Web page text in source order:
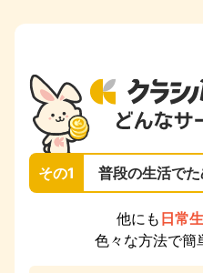
その1 普段の生活でた
他にも 日常
色々な方法で簡